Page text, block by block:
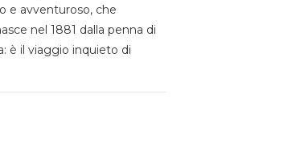
e avventuroso, che
nel 1881 dalla penna di
è il viaggio inquieto di